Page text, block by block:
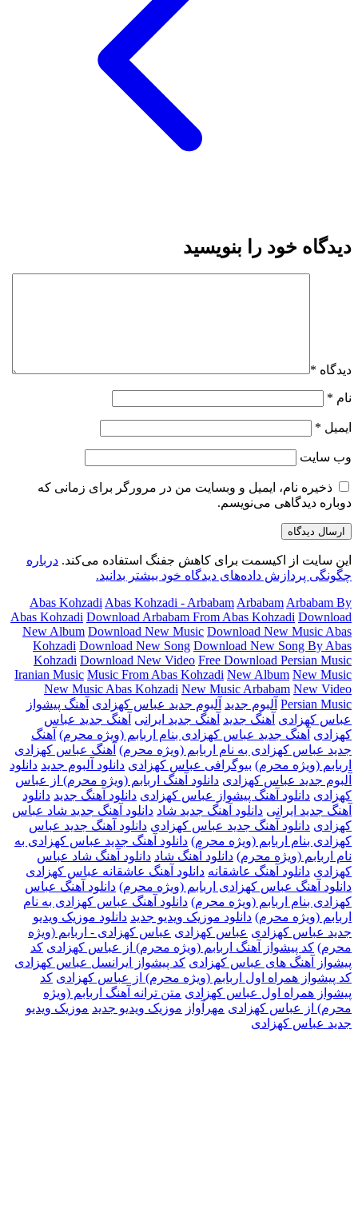
دیدگاه خود را بنویسید
دیدگاه *
نام *
ایمیل *
وب‌ سایت
ذخیره نام، ایمیل و وبسایت من در مرورگر برای زمانی که
دوباره دیدگاهی می‌نویسم.
این سایت از اکیسمت برای کاهش جفنگ استفاده می‌کند. درباره
چگونگی پردازش داده‌های دیدگاه خود بیشتر بدانید.
Abas KohzadiAbas Kohzadi - ArbabamArbabamArbabam By
Abas Kohzadi Download Arbabam From Abas Kohzadi Download
New Album Download New Music Download New Music Abas
Kohzadi Download New Song Download New Song By Abas
Kohzadi Download New Video Free Download Persian Music
Iranian Music Music From Abas Kohzadi New Album New Music
New Music Abas Kohzadi New Music Arbabam New Video
Persian Music آلبوم جدید آلبوم جدید عباس کهزادی آهنگ پیشواز
عباس کهزادی آهنگ جدید آهنگ جدید ایرانی آهنگ جدید عباس
کهزادی آهنگ جدید عباس کهزادی بنام اربابم (ویژه محرم) آهنگ
جدید عباس کهزادی به نام اربابم (ویژه محرم) آهنگ عباس کهزادی
اربابم (ویژه محرم) بیوگرافی عباس کهزادی دانلود آلبوم جدید دانلود
آلبوم جدید عباس کهزادی دانلود آهنگ اربابم (ویژه محرم) از عباس
کهزادی دانلود آهنگ پیشواز عباس کهزادی دانلود آهنگ جدید دانلود
آهنگ جدید ایرانی دانلود آهنگ جدید شاد دانلود آهنگ جدید شاد عباس
کهزادی دانلود آهنگ جدید عباس کهزادی دانلود آهنگ جدید عباس
کهزادی بنام اربابم (ویژه محرم) دانلود آهنگ جدید عباس کهزادی به
نام اربابم (ویژه محرم) دانلود آهنگ شاد دانلود آهنگ شاد عباس
کهزادی دانلود آهنگ عاشقانه دانلود آهنگ عاشقانه عباس کهزادی
دانلود آهنگ عباس کهزادی اربابم (ویژه محرم) دانلود آهنگ عباس
کهزادی بنام اربابم (ویژه محرم) دانلود آهنگ عباس کهزادی به نام
اربابم (ویژه محرم) دانلود موزیک ویدیو جدید دانلود موزیک ویدیو
جدید عباس کهزادی عباس کهزادی عباس کهزادی - اربابم (ویژه
محرم) کد پیشواز آهنگ اربابم (ویژه محرم) از عباس کهزادی کد
پیشواز آهنگ های عباس کهزادی کد پیشواز ایرانسل عباس کهزادی
کد پیشواز همراه اول اربابم (ویژه محرم) از عباس کهزادی کد
پیشواز همراه اول عباس کهزادی متن ترانه آهنگ اربابم (ویژه
محرم) از عباس کهزادی مهرآواز موزیک ویدیو جدید موزیک ویدیو
جدید عباس کهزادی